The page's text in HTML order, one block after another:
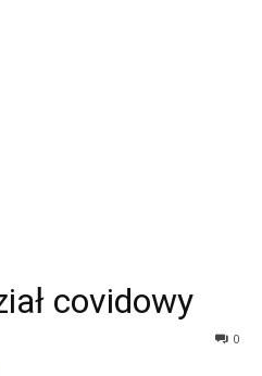
covidowy
0